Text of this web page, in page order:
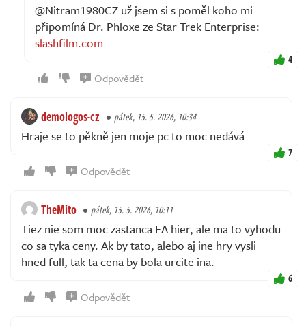
@Nitram1980CZ už jsem si s poměl koho mi
připomíná Dr. Phloxe ze Star Trek Enterprise:
slashfilm.com
4
Odpovědět
demologos-cz pátek, 15. 5. 2026, 10:34
Hraje se to pěkně jen moje pc to moc nedává
7
Odpovědět
TheMito pátek, 15. 5. 2026, 10:11
Tiez nie som moc zastanca EA hier, ale ma to vyhodu
co sa tyka ceny. Ak by tato, alebo aj ine hry vysli
hned full, tak ta cena by bola urcite ina.
6
Odpovědět